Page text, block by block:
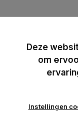
Deze
om
Instellingen